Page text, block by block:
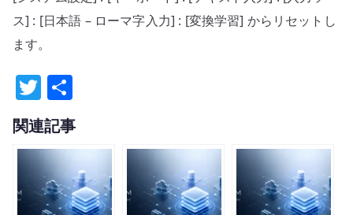
ス] : [日本語 – ローマ字入力] : [変換学習] からリセットし
ます。
T
w
it
te
r
有
関連記事